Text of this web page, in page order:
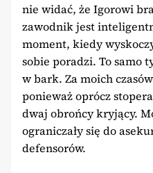
nie widać, że Igorowi
zawodnik jest
moment, kiedy
sobie poradzi. To samo
w bark. Za moich
ponieważ oprócz
dwaj obrońcy kryjący.
ograniczały się do
defensorów.